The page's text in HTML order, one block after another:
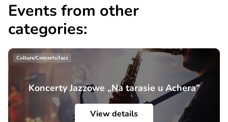
Events from other
categories:
Culture/Concerts/Jazz
Koncerty Jazzowe „Na tarasie u Achera”
View details